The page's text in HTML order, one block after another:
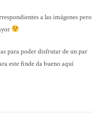
a las imágenes pero
para poder disfrutar de un par
este finde da bueno aquí